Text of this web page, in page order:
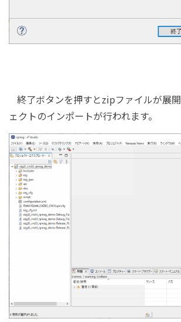
終了ボタンを押すとzipファイルが展
ェクトのインポートが行われます。